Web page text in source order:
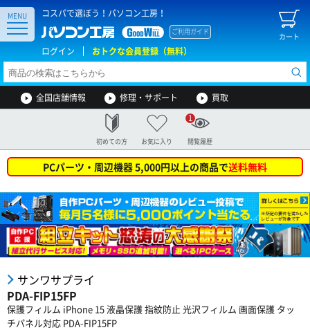
コスパで選ぼう！パソコン工房！
カート
ご利用ガイド
ログイン おトクな会員登録（無料）
MENU
全国店舗情報 修理・サポート 買取
初めての方 お気に入り 閲覧履歴
1
PCパーツ・周辺機器 5,000円以上の商品で送料無料
サンワサプライ
PDA-FIP15FP
保護フィルム iPhone 15 液晶保護 指紋防止 光沢フィルム 画面保護 タッ
チパネル対応 PDA-FIP15FP